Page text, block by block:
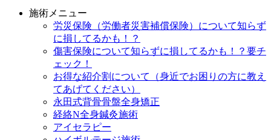
施術メニュー
労災保険（労働者災害補償保険）について知らず
に損してるかも！？
傷害保険について知らずに損してるかも！？要チ
ェック！
お得な紹介割について（身近でお困りの方に教え
てあげてください）
永田式背骨骨盤全身矯正
経絡N全身鍼灸施術
アイセラピー